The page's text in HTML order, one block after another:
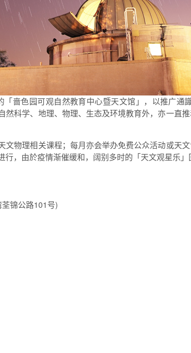
「啬色园可观自然教育中心暨天文馆」，以推广
然科学、地理、物理、生态及环境教育外，亦一直
文物理相关课程；每月亦会举办免费公众活动或天
，由於疫情渐催缓和，阔别多时的「天文观星乐」
锦公路101号)